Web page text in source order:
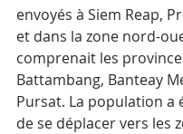
envoyés à Siem Reap,
et dans la zone nord-
comprenait les
Battambang, Banteay
Pursat. La population a
de se déplacer vers les